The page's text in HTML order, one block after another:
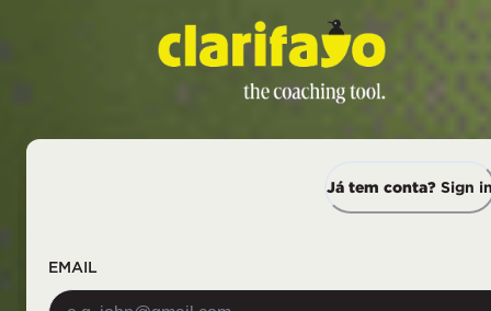
Já tem conta? Sign
EMAIL